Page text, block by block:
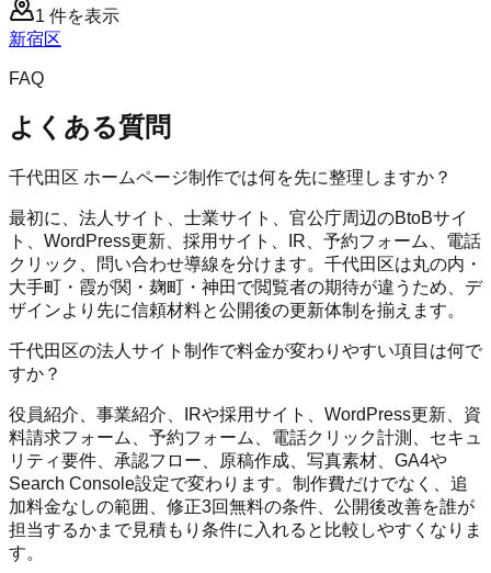
1 件を表示
新宿区
FAQ
よくある質問
千代田区 ホームページ制作では何を先に整理しますか？
最初に、法人サイト、士業サイト、官公庁周辺のBtoBサイ
ト、WordPress更新、採用サイト、IR、予約フォーム、電話
クリック、問い合わせ導線を分けます。千代田区は丸の内・
大手町・霞が関・麹町・神田で閲覧者の期待が違うため、デ
ザインより先に信頼材料と公開後の更新体制を揃えます。
千代田区の法人サイト制作で料金が変わりやすい項目は何で
すか？
役員紹介、事業紹介、IRや採用サイト、WordPress更新、資
料請求フォーム、予約フォーム、電話クリック計測、セキュ
リティ要件、承認フロー、原稿作成、写真素材、GA4や
Search Console設定で変わります。制作費だけでなく、追
加料金なしの範囲、修正3回無料の条件、公開後改善を誰が
担当するかまで見積もり条件に入れると比較しやすくなりま
す。